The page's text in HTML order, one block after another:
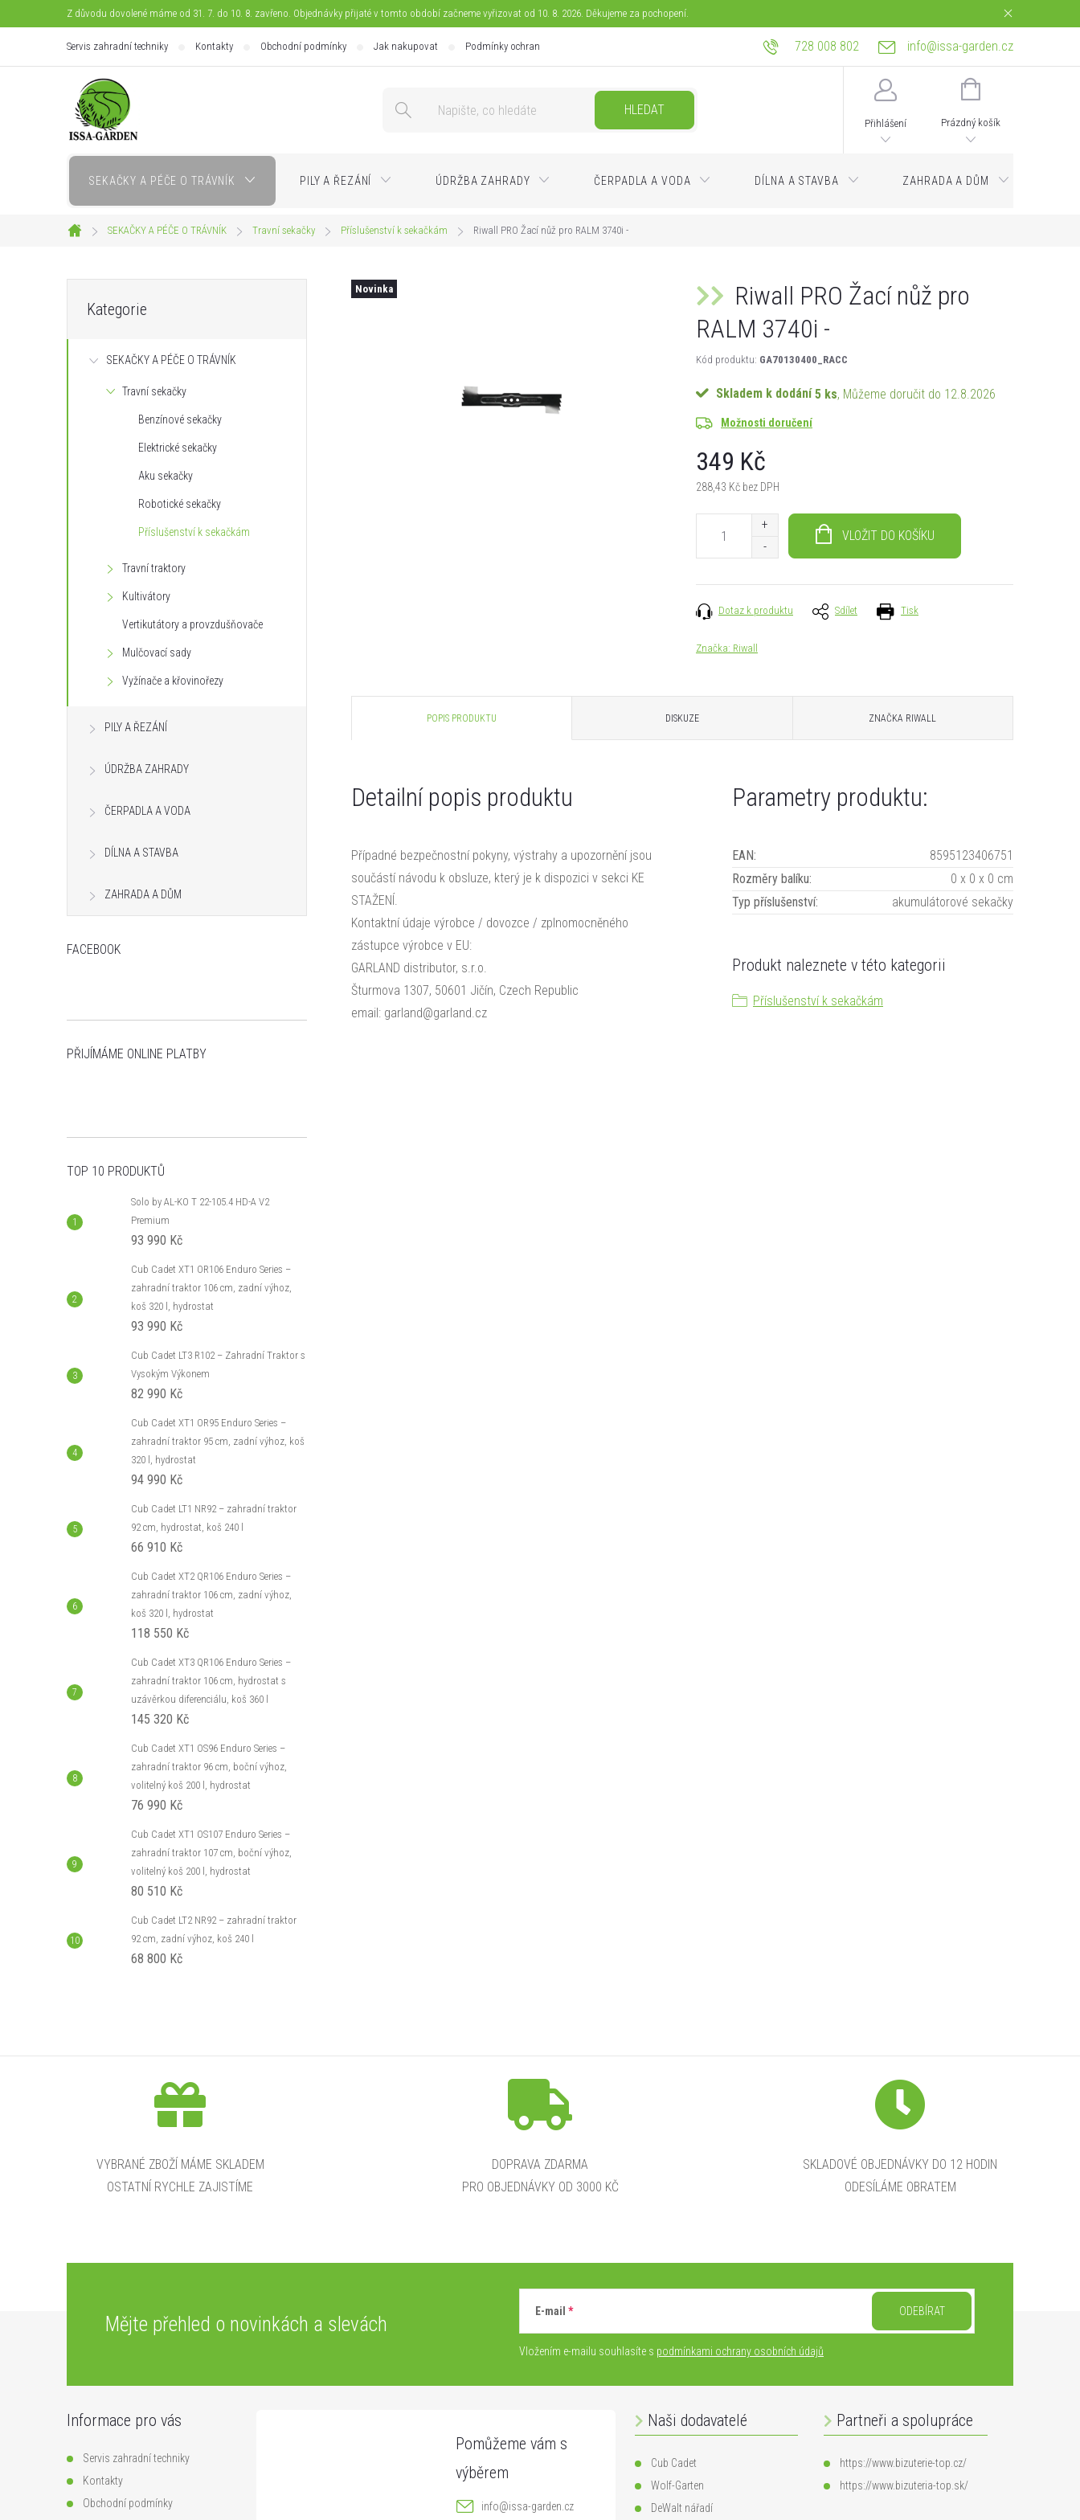
na
Z důvodu dovolené máme od 31. 7. do 10. 8. zavřeno. Objednávky přijaté v tomto období začneme vyřizovat od 10. 8. 2026. Děkujeme za pochopení.
728 008 802 info@issa-garden.cz
Servis zahradní techniky Kontakty Obchodní podmínky Jak nakupovat Podmínky ochrany osobních údajů Reklamace a práva z vadného plnění Bagrování a zemní práce
HLEDAT
Přihlášení
NÁKUPNÍ
Prázdný košík
SEKAČKY A PÉČE O TRÁVNÍK PILY A ŘEZÁNÍ ÚDRŽBA ZAHRADY ČERPADLA A VODA DÍLNA A STAVBA ZAHRADA A DŮM
Domů
SEKAČKY A PÉČE O TRÁVNÍK Travní sekačky Příslušenství k sekačkám Riwall PRO Žací nůž pro RALM 3740i -
o
a
kategorie
Kategorie
SEKAČKY A PÉČE O TRÁVNÍK
Travní sekačky
Benzínové sekačky
Elektrické sekačky
Aku sekačky
Robotické sekačky
Příslušenství k sekačkám
Travní traktory
Kultivátory
Vertikutátory a provzdušňovače
Mulčovací sady
Vyžínače a křovinořezy
PILY A ŘEZÁNÍ
ÚDRŽBA ZAHRADY
ČERPADLA A VODA
DÍLNA A STAVBA
ZAHRADA A DŮM
FACEBOOK
PŘIJÍMÁME ONLINE PLATBY
TOP 10 PRODUKTŮ
Solo by AL-KO T 22-105.4 HD-A V2
Premium
93 990 Kč
Cub Cadet XT1 OR106 Enduro Series –
zahradní traktor 106 cm, zadní výhoz,
koš 320 l, hydrostat
93 990 Kč
Cub Cadet LT3 R102 – Zahradní Traktor s
Vysokým Výkonem
82 990 Kč
Cub Cadet XT1 OR95 Enduro Series –
zahradní traktor 95 cm, zadní výhoz, koš
320 l, hydrostat
94 990 Kč
Cub Cadet LT1 NR92 – zahradní traktor
92 cm, hydrostat, koš 240 l
66 910 Kč
Cub Cadet XT2 QR106 Enduro Series –
zahradní traktor 106 cm, zadní výhoz,
koš 320 l, hydrostat
118 550 Kč
Cub Cadet XT3 QR106 Enduro Series –
zahradní traktor 106 cm, hydrostat s
uzávěrkou diferenciálu, koš 360 l
145 320 Kč
Cub Cadet XT1 OS96 Enduro Series –
zahradní traktor 96 cm, boční výhoz,
volitelný koš 200 l, hydrostat
76 990 Kč
Cub Cadet XT1 OS107 Enduro Series –
zahradní traktor 107 cm, boční výhoz,
volitelný koš 200 l, hydrostat
80 510 Kč
Cub Cadet LT2 NR92 – zahradní traktor
92 cm, zadní výhoz, koš 240 l
68 800 Kč
Novinka
Riwall PRO Žací nůž pro
RALM 3740i -
Kód produktu: GA70130400_RACC
Skladem k dodání 5 ks 12.8.2026
Možnosti doručení
349 Kč
288,43 Kč bez DPH
VLOŽIT DO KOŠÍKU
Tisk
Dotaz k produktu Sdílet
Značka: Riwall
POPIS PRODUKTU DISKUZE ZNAČKA RIWALL
Detailní popis produktu
Případné bezpečnostní pokyny, výstrahy a upozornění jsou
součástí návodu k obsluze, který je k dispozici v sekci KE
STAŽENÍ.
Kontaktní údaje výrobce / dovozce / zplnomocněného
zástupce výrobce v EU:
GARLAND distributor, s.r.o.
Šturmova 1307, 50601 Jičín, Czech Republic
email: garland@garland.cz
Parametry produktu:
EAN:
8595123406751
Rozměry balíku:
0 x 0 x 0 cm
Typ příslušenství: akumulátorové sekačky
Produkt naleznete v této kategorii
Příslušenství k sekačkám
VYBRANÉ ZBOŽÍ MÁME SKLADEM
OSTATNÍ RYCHLE ZAJISTÍME
DOPRAVA ZDARMA
PRO OBJEDNÁVKY OD 3000 KČ
SKLADOVÉ OBJEDNÁVKY DO 12 HODIN
ODESÍLÁME OBRATEM
Mějte přehled o novinkách a slevách
E-mail
Vložením e-mailu souhlasíte s podmínkami ochrany osobních údajů
ODEBÍRAT
Informace pro vás
Servis zahradní techniky
Kontakty
Obchodní podmínky
info@issa-garden.cz
Naši dodavatelé
Cub Cadet
Wolf-Garten
DeWalt nářadí
Partneři a spolupráce
https://www.bizuterie-top.cz/
https://www.bizuteria-top.sk/